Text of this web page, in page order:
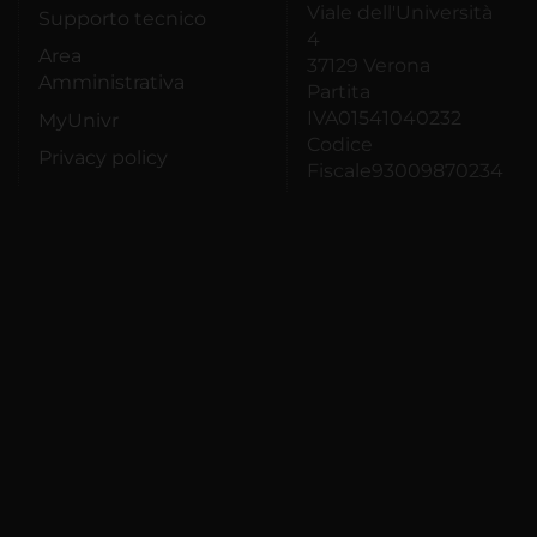
Supporto tecnico
Area
Amministrativa
MyUnivr
Privacy policy
Viale dell'Università
4
37129 Verona
Partita
IVA01541040232
Codice
Fiscale93009870234